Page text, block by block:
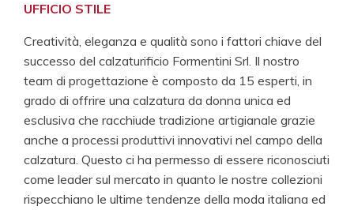
UFFICIO STILE
Creatività, eleganza e qualità sono i fattori chiave del
successo del calzaturificio Formentini Srl. Il nostro
team di progettazione è composto da 15 esperti, in
grado di offrire una calzatura da donna unica ed
esclusiva che racchiude tradizione artigianale grazie
anche a processi produttivi innovativi nel campo della
calzatura. Questo ci ha permesso di essere riconosciuti
come leader sul mercato in quanto le nostre collezioni
rispecchiano le ultime tendenze della moda italiana ed